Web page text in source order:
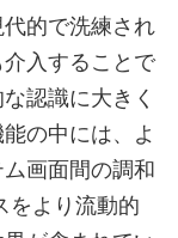
的で洗練され
入することで
認識に大きく
の中には、よ
画面間の調和
をより流動的